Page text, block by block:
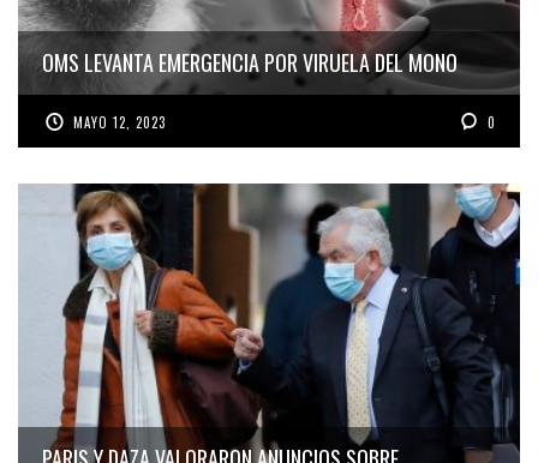
OMS LEVANTA EMERGENCIA POR VIRUELA DEL MONO
MAYO 12, 2023 0